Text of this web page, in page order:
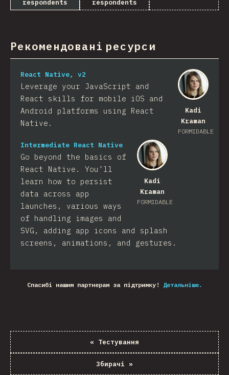
respondents
respondents
Рекомендовані ресурси
Kadi
Kraman
FORMIDABLE
React Native, v2
Leverage your JavaScript and
React skills for mobile iOS and
Android platforms using React
Native.
Kadi
Kraman
FORMIDABLE
Intermediate React Native
Go beyond the basics of
React Native. You’ll
learn how to persist
data across app
launches, various ways
of handling images and
SVG, adding app icons and splash
screens, animations, and gestures.
Спасибі нашим партнерам за підтримку! Детальніше.
« Тестування
Збирачі »